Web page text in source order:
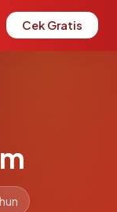
Cek Gratis